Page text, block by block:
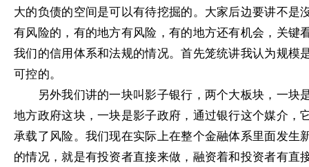
大的负债的空间是可以有待挖掘的。大家后边要讲不是
有风险的，有的地方有风险，有的地方还有机会，关键
我们的信用体系和法规的情况。首先笼统讲我认为规模
可控的。
另外我们讲的一块叫影子银行，两个大板块，一块
地方政府这块，一块是影子政府，通过银行这个媒介，
承载了风险。我们现在实际上在整个金融体系里面发生
的情况，就是有投资者直接来做，融资着和投资者有直